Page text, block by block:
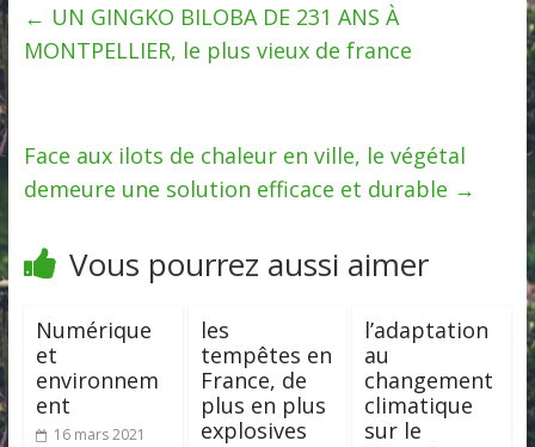
← UN GINGKO BILOBA DE 231 ANS À
MONTPELLIER, le plus vieux de france
Face aux ilots de chaleur en ville, le végétal
demeure une solution efficace et durable →
Vous pourrez aussi aimer
Numérique
et
environnem
ent
16 mars 2021
les
tempêtes en
France, de
plus en plus
explosives
l’adaptation
au
changement
climatique
sur le